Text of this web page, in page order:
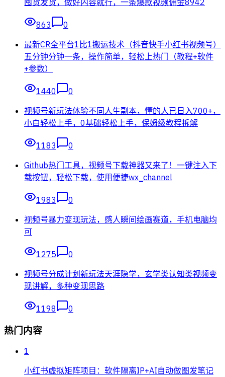
863
0
最新CR全平台1比1搬运技术（抖音快手小红书视频号）
五分钟分钟一条，操作简单，轻松上热门（教程+软件
+参数）
1440
0
视频号新玩法体验不同人生副本，懂的人已日入700+，
小白轻松上手，0基础轻松上手，保姆级教程拆解
1183
0
Github热门工具，视频号下载神器又来了！一键注入下
载按钮，轻松下载，使用便捷wx_channel
1983
0
视频号暴力变现玩法，感人瞬间绘画赛道，手机电脑均
可
1275
0
视频号分成计划新玩法天涯隐学，玄学类认知类视频变
现讲解，多种变现思路
1198 0
热门内容
1
小红书虚拟矩阵项目：软件隔离IP+AI自动做图发笔记